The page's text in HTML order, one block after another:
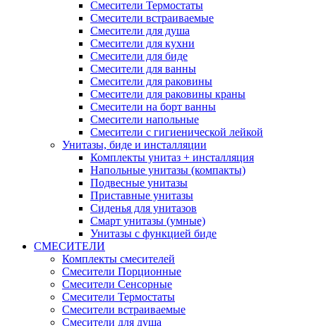
Смесители Термостаты
Смесители встраиваемые
Смесители для душа
Смесители для кухни
Смесители для биде
Смесители для ванны
Смесители для раковины
Смесители для раковины краны
Смесители на борт ванны
Смесители напольные
Смесители с гигиенической лейкой
Унитазы, биде и инсталляции
Комплекты унитаз + инсталляция
Напольные унитазы (компакты)
Подвесные унитазы
Приставные унитазы
Сиденья для унитазов
Смарт унитазы (умные)
Унитазы с функцией биде
СМЕСИТЕЛИ
Комплекты смесителей
Смесители Порционные
Смесители Сенсорные
Смесители Термостаты
Смесители встраиваемые
Смесители для душа